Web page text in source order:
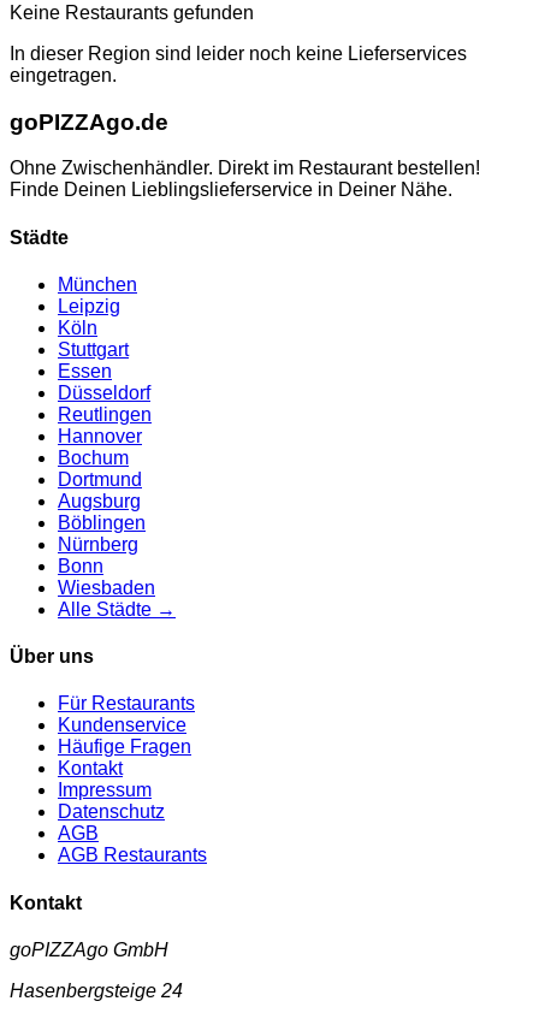
Keine Restaurants gefunden
In dieser Region sind leider noch keine Lieferservices
eingetragen.
goPIZZAgo.de
Ohne Zwischenhändler. Direkt im Restaurant bestellen!
Finde Deinen Lieblingslieferservice in Deiner Nähe.
Städte
München
Leipzig
Köln
Stuttgart
Essen
Düsseldorf
Reutlingen
Hannover
Bochum
Dortmund
Augsburg
Böblingen
Nürnberg
Bonn
Wiesbaden
Alle Städte →
Über uns
Für Restaurants
Kundenservice
Häufige Fragen
Kontakt
Impressum
Datenschutz
AGB
AGB Restaurants
Kontakt
goPIZZAgo GmbH
Hasenbergsteige 24